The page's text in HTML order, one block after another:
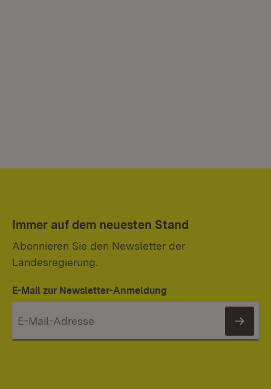
Immer auf dem neuesten Stand
Abonnieren Sie den Newsletter der
Landesregierung.
E-Mail zur Newsletter-Anmeldung